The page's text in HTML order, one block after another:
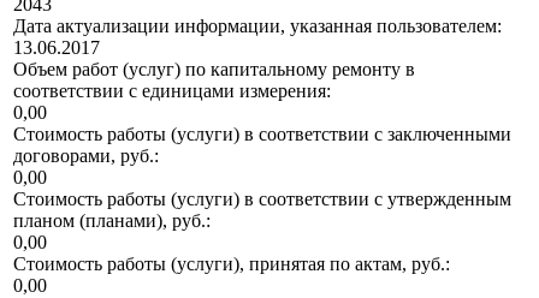
2043
Дата актуализации информации, указанная пользователем:
13.06.2017
Объем работ (услуг) по капитальному ремонту в
соответствии с единицами измерения:
0,00
Стоимость работы (услуги) в соответствии с заключенными
договорами, руб.:
0,00
Стоимость работы (услуги) в соответствии с утвержденным
планом (планами), руб.:
0,00
Стоимость работы (услуги), принятая по актам, руб.:
0,00